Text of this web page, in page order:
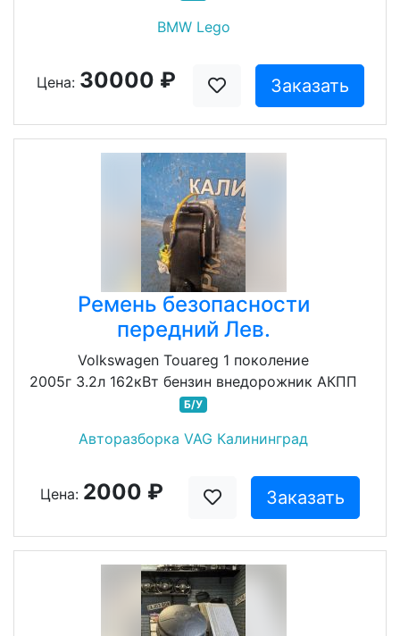
BMW Lego
Цена: 30000 ₽ Заказать
Ремень безопасности
передний Лев.
Volkswagen Touareg 1 поколение
2005г 3.2л 162кВт бензин внедорожник АКПП
Б/У
Авторазборка VAG Калининград
Цена: 2000 ₽ Заказать